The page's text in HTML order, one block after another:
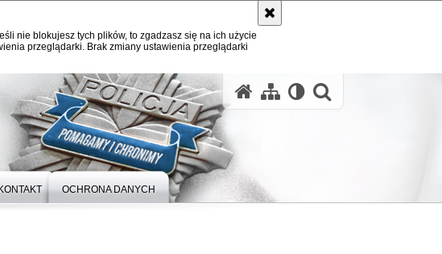
nie blokujesz tych plików, to zgadzasz się na ich użycie
przeglądarki. Brak zmiany ustawienia przeglądarki
OCHRONA DANYCH